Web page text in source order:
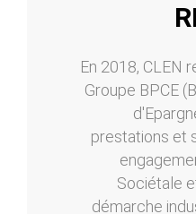
En 2018, CLEN
Groupe BPCE
prestations et
Sociétale
démarche